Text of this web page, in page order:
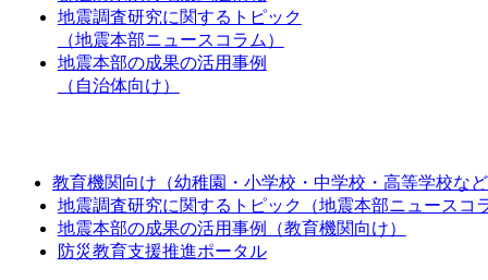
地震調査研究に関するトピック
（地震本部ニュースコラム）
地震本部の成果の活用事例
（自治体向け）
教育機関向け（幼稚園・小学校・中学校・高等学校な
地震調査研究に関するトピック（地震本部ニュースコ
地震本部の成果の活用事例（教育機関向け）
防災教育支援推進ポータル